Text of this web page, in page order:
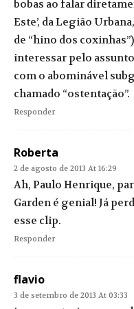
bobas ao falar
Este’, da Legião
de “hino dos
interessar pelo
com o abominável
chamado “ostentação”.
Responder
Roberta
2 de agosto de 2013 At 16:29
Ah, Paulo Henrique,
Garden é genial! Já
esse clip.
Responder
flavio
3 de setembro de 2013 At 03:33